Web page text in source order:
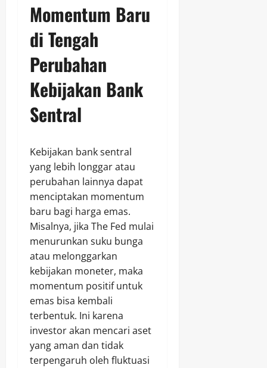
Momentum Baru
di Tengah
Perubahan
Kebijakan Bank
Sentral
Kebijakan bank sentral
yang lebih longgar atau
perubahan lainnya dapat
menciptakan momentum
baru bagi harga emas.
Misalnya, jika The Fed mulai
menurunkan suku bunga
atau melonggarkan
kebijakan moneter, maka
momentum positif untuk
emas bisa kembali
terbentuk. Ini karena
investor akan mencari aset
yang aman dan tidak
terpengaruh oleh fluktuasi